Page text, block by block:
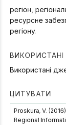
регіон,
ресурсне
регіону.
Використані
ЦИТУВАТИ
Proskura, V.
Regional